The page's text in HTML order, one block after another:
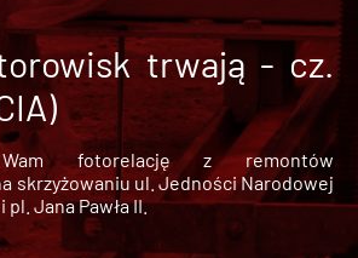
trwają - cz.
Wam fotorelację z remontów
skrzyżowaniu ul. Jedności Narodowej
Jana Pawła II.